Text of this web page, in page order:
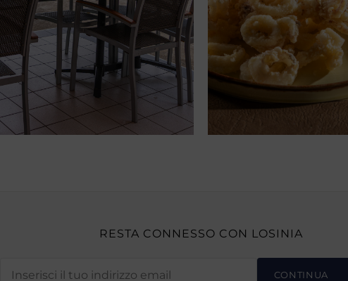
RESTA CONNESSO CON LOSINIA
CONTINUA